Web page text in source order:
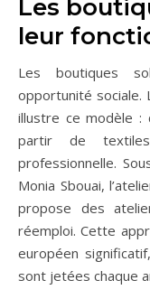
Les
leur
Les boutiques
opportunité sociale.
illustre ce modèle
partir de
professionnelle.
Monia Sbouai,
propose des
réemploi. Cette
européen
sont jetées chaque